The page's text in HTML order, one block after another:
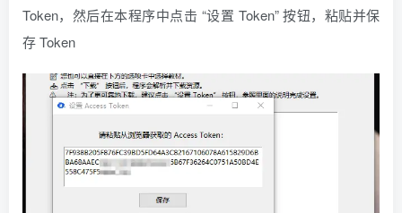
Token，然后在本程序中点击 “设置 Token” 按钮，粘贴并保
存 Token